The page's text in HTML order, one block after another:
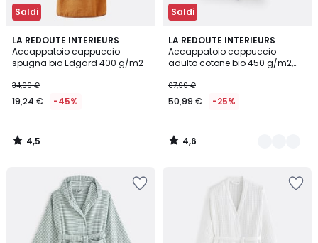
Saldi
LA REDOUTE INTERIEURS
Accappatoio cappuccio
spugna bio Edgard 400 g/m2
34,99 €
19,24 € -45%
4,5
/ 5
4,5
/
Saldi
LA REDOUTE INTERIEURS
Accappatoio cappuccio
adulto cotone bio 450 g/m2,
67,99 €
50,99 € -25%
4,6
/ 5
4
Colori
4,6
/